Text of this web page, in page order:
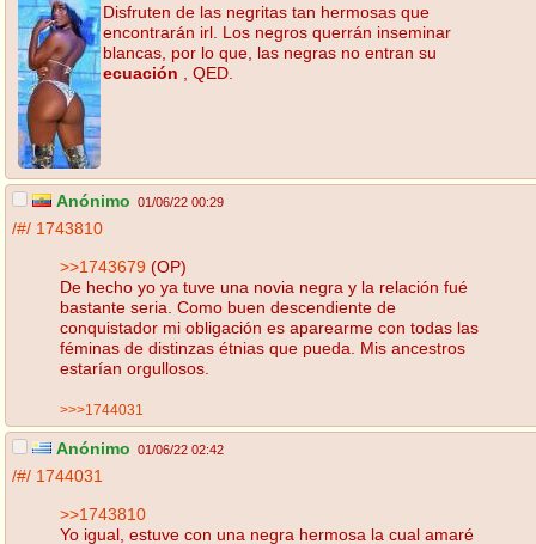
Disfruten de las negritas tan hermosas que
encontrarán irl. Los negros querrán inseminar
blancas, por lo que, las negras no entran su
ecuación
, QED.
Anónimo 01/06/22 00:29
/#/ 1743810
>>1743679 (OP)
De hecho yo ya tuve una novia negra y la relación fué
bastante seria. Como buen descendiente de
conquistador mi obligación es aparearme con todas las
féminas de distinzas étnias que pueda. Mis ancestros
estarían orgullosos.
>>>1744031
Anónimo 01/06/22 02:42
/#/ 1744031
>>1743810
Yo igual, estuve con una negra hermosa la cual amaré